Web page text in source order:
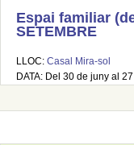
Espai familiar
SETEMBRE
LLOC: Casal Mira-sol
DATA: Del 30 de juny al